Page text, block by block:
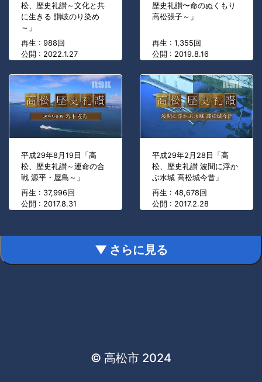
松、歴史礼讃～文化と共
に生きる 讃岐のり染め
～」
再生 : 988回
公開 : 2022.1.27
歴史礼讃〜命のぬくもり
高松張子～」
再生 : 1,355回
公開 : 2019.8.16
平成29年8月19日「高
松、歴史礼讃～運命の合
戦 源平・屋島～」
再生 : 37,996回
公開 : 2017.8.31
平成29年2月28日「高
松、歴史礼讃 波間に浮か
ぶ水城 高松城今昔」
再生 : 48,678回
公開 : 2017.2.28
▼ さらに見る
© 高松市 2024